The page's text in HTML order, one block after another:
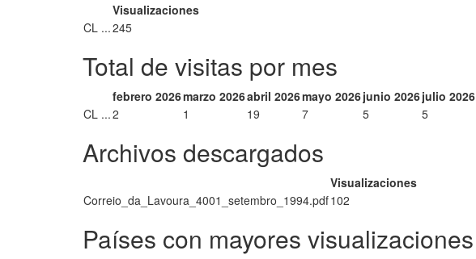
Visualizaciones
CL ...245
Total de visitas por mes
febrero 2026marzo 2026abril 2026mayo 2026junio 2026julio 2026
CL ...2 1 19 7 5 5
Archivos descargados
Visualizaciones
Correio_da_Lavoura_4001_setembro_1994.pdf102
Países con mayores visualizaciones